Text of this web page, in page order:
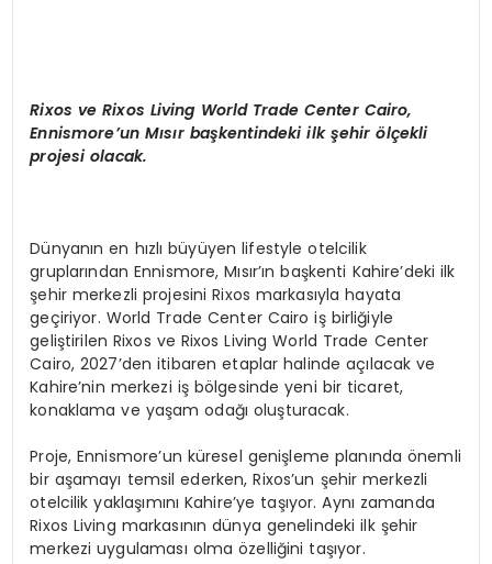
Rixos ve Rixos Living World Trade Center Cairo,
Ennismore’un Mısır başkentindeki ilk şehirölçekli
projesi olacak.
Dünyanın en hızlı büyüyen lifestyle otelcilik
gruplarından Ennismore, Mısır’ın başkenti Kahire’deki ilk
şehir merkezli projesini Rixos markasıyla hayata
geçiriyor. World Trade Center Cairo iş birliğiyle
geliştirilen Rixos ve Rixos Living World Trade Center
Cairo, 2027’den itibaren etaplar halinde açılacak ve
Kahire’nin merkezi iş bölgesinde yeni bir ticaret,
konaklama ve yaşam odağı oluşturacak.
Proje, Ennismore’un küresel genişleme planında önemli
bir aşamayı temsil ederken, Rixos’un şehir merkezli
otelcilik yaklaşımını Kahire’ye taşıyor. Aynı zamanda
Rixos Living markasının dünya genelindeki ilk şehir
merkezi uygulaması olma özelliğini taşıyor.